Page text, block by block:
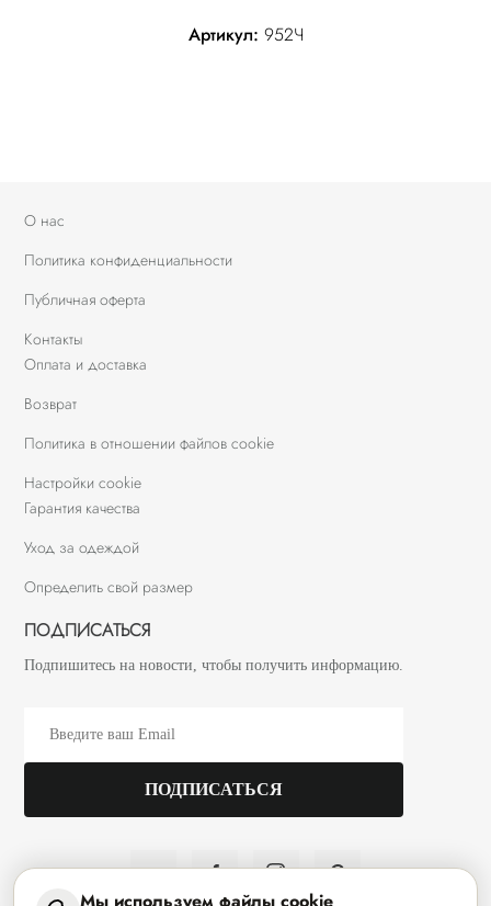
Артикул: 952Ч
О нас
Политика конфиденциальности
Публичная оферта
Контакты
Оплата и доставка
Возврат
Политика в отношении файлов cookie
Настройки cookie
Гарантия качества
Уход за одеждой
Определить свой размер
ПОДПИСАТЬСЯ
Подпишитесь на новости, чтобы получить информацию.